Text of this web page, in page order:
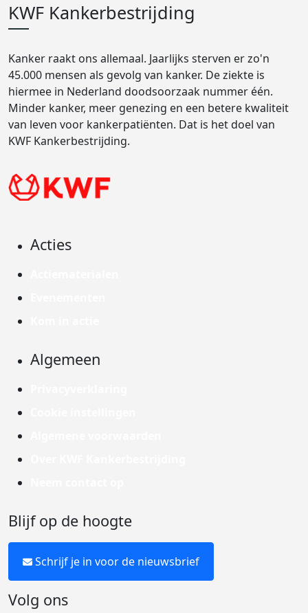
KWF Kankerbestrijding
Kanker raakt ons allemaal. Jaarlijks sterven er zo'n
45.000 mensen als gevolg van kanker. De ziekte is
hiermee in Nederland doodsoorzaak nummer één.
Minder kanker, meer genezing en een betere kwaliteit
van leven voor kankerpatiënten. Dat is het doel van
KWF Kankerbestrijding.
Acties
Algemeen
Blijf op de hoogte
Schrijf je in voor de nieuwsbrief
Volg ons